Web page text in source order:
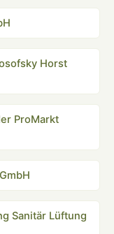
Horst
ProMarkt
Sanitär Lüftung